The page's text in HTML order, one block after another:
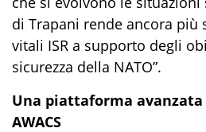
di Trapani rende ancora più
vitali ISR a supporto degli
sicurezza della NATO”.
Una piattaforma
AWACS